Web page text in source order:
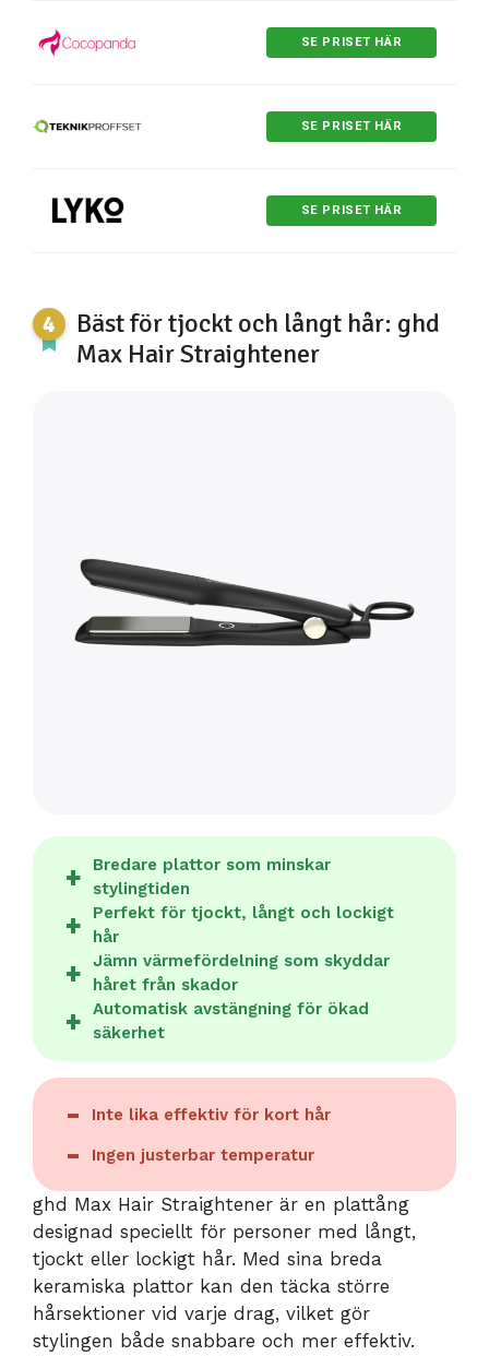
SE PRISET HÄR
SE PRISET HÄR
SE PRISET HÄR
Bäst för tjockt och långt hår: ghd
Max Hair Straightener
Bredare plattor som minskar
stylingtiden
Perfekt för tjockt, långt och lockigt
hår
Jämn värmefördelning som skyddar
håret från skador
Automatisk avstängning för ökad
säkerhet
Inte lika effektiv för kort hår
Ingen justerbar temperatur
ghd Max Hair Straightener är en plattång
designad speciellt för personer med långt,
tjockt eller lockigt hår. Med sina breda
keramiska plattor kan den täcka större
hårsektioner vid varje drag, vilket gör
stylingen både snabbare och mer effektiv.